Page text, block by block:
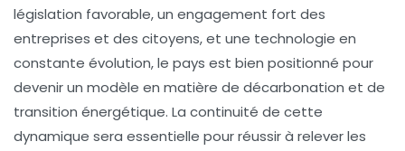
législation favorable, un engagement fort des
entreprises et des citoyens, et une technologie en
constante évolution, le pays est bien positionné pour
devenir un modèle en matière de décarbonation et de
transition énergétique. La continuité de cette
dynamique sera essentielle pour réussir à relever les